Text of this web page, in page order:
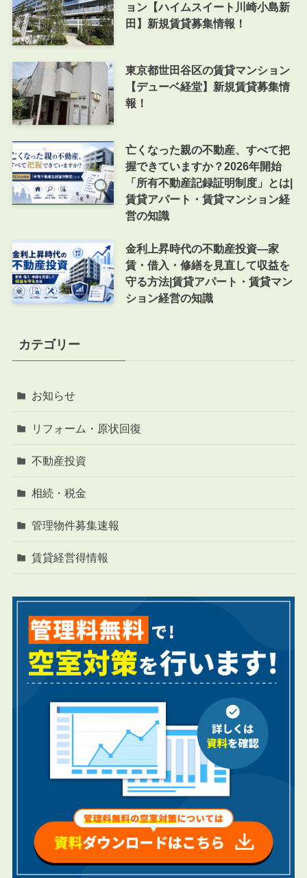
ョン【ハイムスイート川崎小島新
田】新規賃貸募集情報！
東京都世田谷区の賃貸マンション
【デューベ経堂】新規賃貸募集情
報！
亡くなった親の不動産、すべて把
握できていますか？2026年開始
「所有不動産記録証明制度」とは|
賃貸アパート・賃貸マンション経
営の知識
金利上昇時代の不動産投資―家
賃・借入・修繕を見直して収益を
守る方法|賃貸アパート・賃貸マン
ション経営の知識
カテゴリー
お知らせ
リフォーム・原状回復
不動産投資
相続・税金
管理物件募集速報
賃貸経営得情報